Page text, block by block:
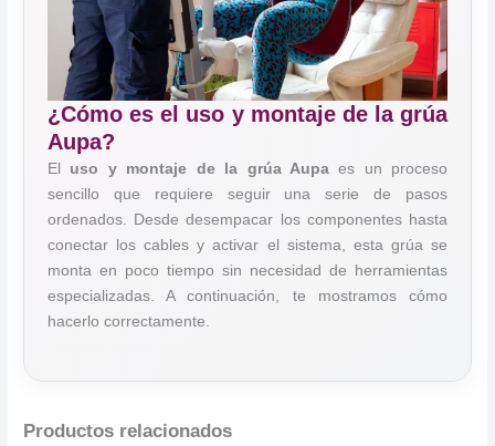
¿Cómo es el uso y montaje de la grúa
Aupa?
El uso y montaje de la grúa Aupa es un proceso
sencillo que requiere seguir una serie de pasos
ordenados. Desde desempacar los componentes hasta
conectar los cables y activar el sistema, esta grúa se
monta en poco tiempo sin necesidad de herramientas
especializadas. A continuación, te mostramos cómo
hacerlo correctamente.
Productos relacionados